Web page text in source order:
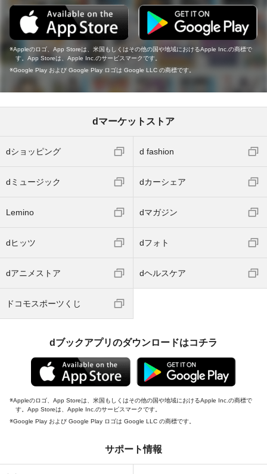
Appleのロゴ、App Storeは、米国もしくはその他の国や地域におけるApple Inc.の商標で
す。App Storeは、Apple Inc.のサービスマークです。
Google Play および Google Play ロゴは Google LLC の商標です。
dマーケットストア
dショッピング d fashion
dミュージック dカーシェア
Lemino dマガジン
dヒッツ dフォト
dアニメストア dヘルスケア
ドコモスポーツくじ
dブックアプリのダウンロードはコチラ
Appleのロゴ、App Storeは、米国もしくはその他の国や地域におけるApple Inc.の商標で
す。App Storeは、Apple Inc.のサービスマークです。
Google Play および Google Play ロゴは Google LLC の商標です。
サポート情報